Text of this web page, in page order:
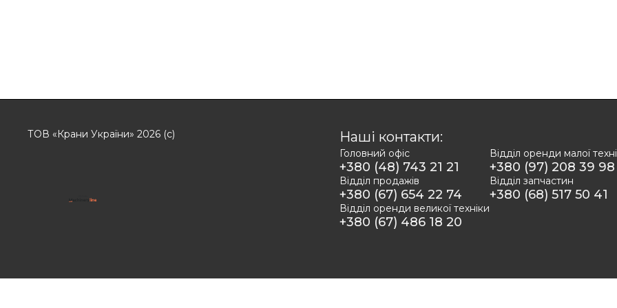
ТОВ «Крани України» 2026 (с) Наші контакти:
Головний офіс
+380 (48) 743 21 21
Відділ продажів
+380 (67) 654 22 74
Відділ оренди великої техніки
+380 (67) 486 18 20
Відділ оренди малої
+380 (97) 208 39 98
Відділ запчастин
+380 (68) 517 50 41